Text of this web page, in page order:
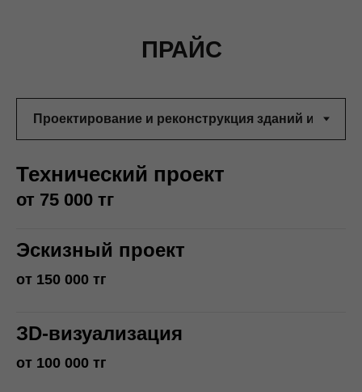
ПРАЙС
Технический проект
от 75 000 тг
Эскизный проект
от 150 000 тг
ЗD-визуализация
от 100 000 тг